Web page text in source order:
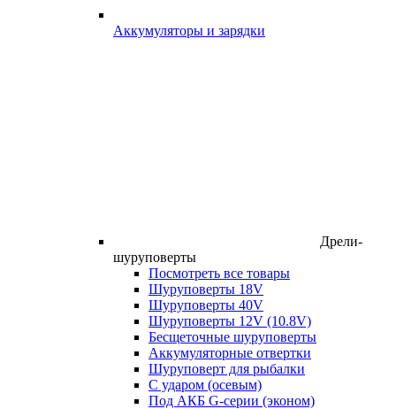
Аккумуляторы и зарядки
Дрели-
шуруповерты
Посмотреть все товары
Шуруповерты 18V
Шуруповерты 40V
Шуруповерты 12V (10.8V)
Бесщеточные шуруповерты
Аккумуляторные отвертки
Шуруповерт для рыбалки
С ударом (осевым)
Под АКБ G-серии (эконом)